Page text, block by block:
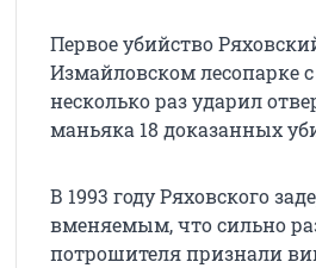
Первое убийство
Измайловском лесопарке
несколько раз ударил
маньяка 18 доказанных
В 1993 году Ряховского
вменяемым, что сильно
потрошителя признали